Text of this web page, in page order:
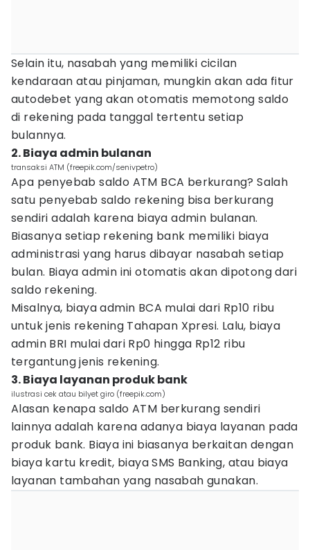
Selain itu, nasabah yang memiliki cicilan
kendaraan atau pinjaman, mungkin akan ada fitur
autodebet yang akan otomatis memotong saldo
di rekening pada tanggal tertentu setiap
bulannya.
2. Biaya admin bulanan
transaksi ATM (freepik.com/senivpetro)
Apa penyebab saldo ATM BCA berkurang? Salah
satu penyebab saldo rekening bisa berkurang
sendiri adalah karena biaya admin bulanan.
Biasanya setiap rekening bank memiliki biaya
administrasi yang harus dibayar nasabah setiap
bulan. Biaya admin ini otomatis akan dipotong dari
saldo rekening.
Misalnya, biaya admin BCA mulai dari Rp10 ribu
untuk jenis rekening Tahapan Xpresi. Lalu, biaya
admin BRI mulai dari Rp0 hingga Rp12 ribu
tergantung jenis rekening.
3. Biaya layanan produk bank
ilustrasi cek atau bilyet giro (freepik.com)
Alasan kenapa saldo ATM berkurang sendiri
lainnya adalah karena adanya biaya layanan pada
produk bank. Biaya ini biasanya berkaitan dengan
biaya kartu kredit, biaya SMS Banking, atau biaya
layanan tambahan yang nasabah gunakan.